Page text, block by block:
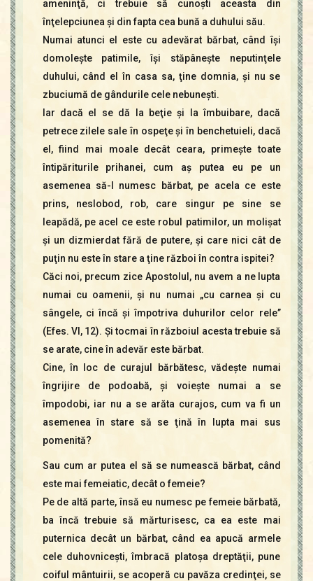
ameninţă, ci trebuie să cunoşti aceasta din
înţelepciunea şi din fapta cea bună a duhului său.
Numai atunci el este cu adevărat bărbat, când îşi
domoleşte patimile, îşi stăpâneşte neputinţele
duhului, când el în casa sa, ţine domnia, şi nu se
zbuciumă de gândurile cele nebuneşti.
Iar dacă el se dă la beţie şi la îmbuibare, dacă
petrece zilele sale în ospeţe şi în benchetuieli, dacă
el, fiind mai moale decât ceara, primeşte toate
întipăriturile prihanei, cum aş putea eu pe un
asemenea să-l numesc bărbat, pe acela ce este
prins, neslobod, rob, care singur pe sine se
leapădă, pe acel ce este robul patimilor, un molişat
şi un dizmierdat fără de putere, şi care nici cât de
puţin nu este în stare a ţine război în contra ispitei?
Căci noi, precum zice Apostolul, nu avem a ne lupta
numai cu oamenii, şi nu numai „cu carnea şi cu
sângele, ci încă şi împotriva duhurilor celor rele”
(Efes. VI, 12). Şi tocmai în războiul acesta trebuie să
se arate, cine în adevăr este bărbat.
Cine, în loc de curajul bărbătesc, vădeşte numai
îngrijire de podoabă, şi voieşte numai a se
împodobi, iar nu a se arăta curajos, cum va fi un
asemenea în stare să se ţină în lupta mai sus
pomenită?
Sau cum ar putea el să se numească bărbat, când
este mai femeiatic, decât o femeie?
Pe de altă parte, însă eu numesc pe femeie bărbată,
ba încă trebuie să mărturisesc, ca ea este mai
puternica decât un bărbat, când ea apucă armele
cele duhovniceşti, îmbracă platoşa dreptăţii, pune
coiful mântuirii, se acoperă cu pavăza credinţei, se